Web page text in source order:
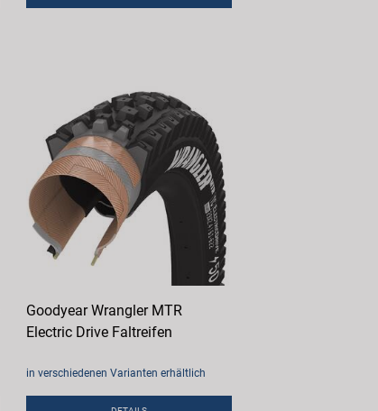
Goodyear Wrangler MTR
Electric Drive Faltreifen
in verschiedenen Varianten erhältlich